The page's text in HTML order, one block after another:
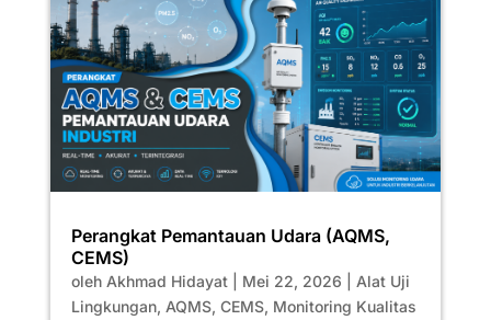
Perangkat Pemantauan Udara (AQMS,
CEMS)
oleh Akhmad Hidayat| Mei 22, 2026
Alat Uji
Lingkungan, AQMS, CEMS, Monitoring Kualitas